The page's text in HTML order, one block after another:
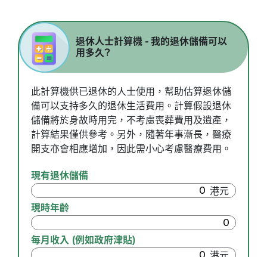
退休人士計算機 - 我的退休儲備可以
用多久?
此計算機供已退休的人士使用，幫助估算退休儲
備可以支持多久的退休生活費用。計算假設退休
儲備將於身故時用完，不考慮喪葬費用及遺產，
計算結果僅供參考。另外，隨著年事漸長，醫療
開支亦會相應增加，因此需小心考慮醫療費用。
現有退休儲備
現時年齡
每月收入 (例如政府津貼)